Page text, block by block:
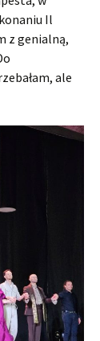
Il
z genialną,
ale